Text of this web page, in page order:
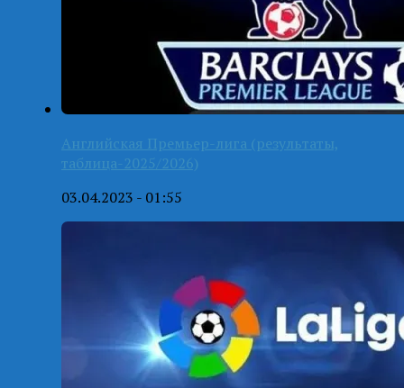
Английская Премьер-лига (результаты,
таблица-2025/2026)
03.04.2023 - 01:55